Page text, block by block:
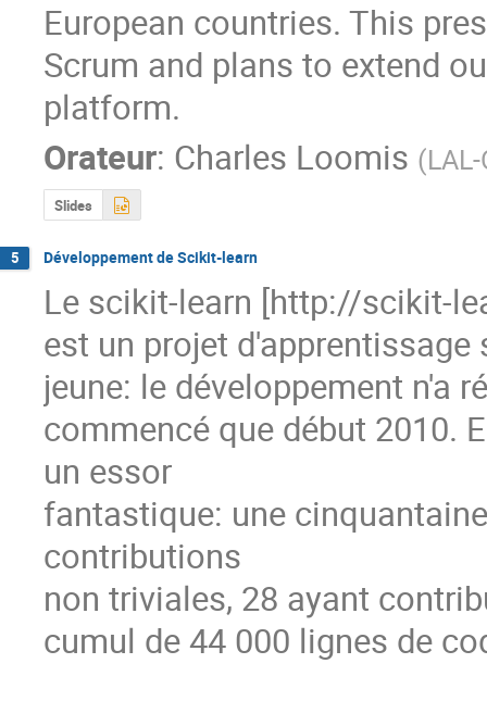
European countries. This
Scrum and plans to extend
platform.
Orateur: Charles Loomis (
Slides
5 Développement de Scikit-learn
Le scikit-learn [http://scikit-
est un projet
jeune: le développement n'a
commencé que début 2010.
un essor
fantastique: une
contributions
non triviales, 28 ayant
cumul de 44 000 lignes de